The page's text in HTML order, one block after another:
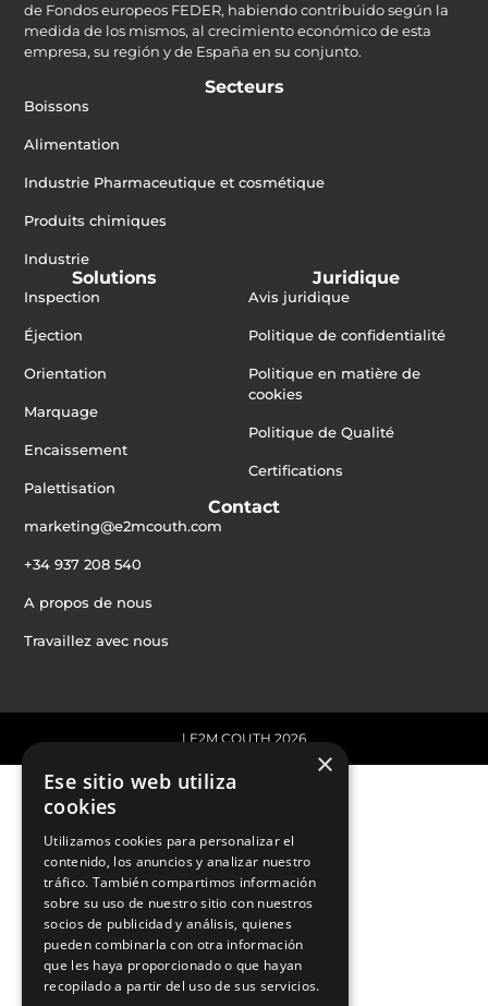
de Fondos europeos FEDER, habiendo contribuido según la
medida de los mismos, al crecimiento económico de esta
empresa, su región y de España en su conjunto.
Secteurs
Boissons
Alimentation
Industrie Pharmaceutique et cosmétique
Produits chimiques
Industrie
Solutions
Inspection
Éjection
Orientation
Marquage
Encaissement
Palettisation
Juridique
Avis juridique
Politique de confidentialité
Politique en matière de
cookies
Politique de Qualité
Certifications
Contact
marketing@e2mcouth.com
+34 937 208 540
A propos de nous
Travaillez avec nous
| E2M COUTH 2026
×
Ese sitio web utiliza
cookies
Utilizamos cookies para personalizar el
contenido, los anuncios y analizar nuestro
tráfico. También compartimos información
sobre su uso de nuestro sitio con nuestros
socios de publicidad y análisis, quienes
pueden combinarla con otra información
que les haya proporcionado o que hayan
recopilado a partir del uso de sus servicios.